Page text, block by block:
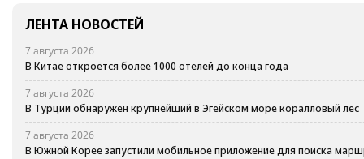
ЛЕНТА НОВОСТЕЙ
7 августа 2026
В Китае откроется более 1000 отелей до конца года
7 августа 2026
В Турции обнаружен крупнейший в Эгейском море коралловый лес
7 августа 2026
В Южной Корее запустили мобильное приложение для поиска